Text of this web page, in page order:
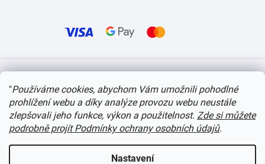
"Používáme cookies, abychom Vám umožnili pohodlné
prohlížení webu a díky analýze provozu webu neustále
zlepšovali jeho funkce, výkon a použitelnost. Zde si můžete
podrobně projít Podmínky ochrany osobních údajů.
Nastavení
Copyright 2026itvlaky.cz . Všechna práva vyhrazena. Upravit nastavení cookies